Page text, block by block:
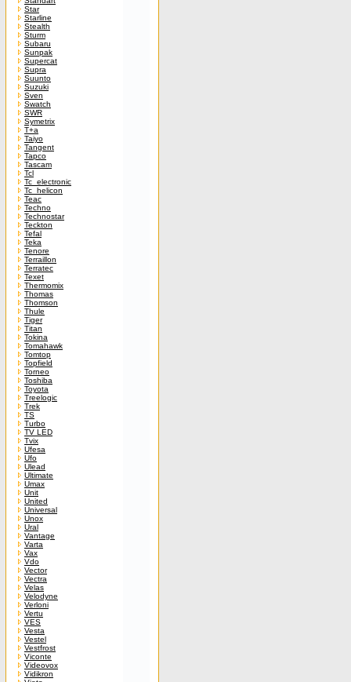
Star
Starline
Stealth
Sturm
Subaru
Sunpak
Supercat
Supra
Suunto
Suzuki
Sven
Swatch
SWR
Symetrix
T+a
Taiyo
Tangent
Tapco
Tascam
Tcl
Tc_electronic
Tc_helicon
Teac
Techno
Technostar
Teckton
Tefal
Teka
Tenore
Terraillon
Terratec
Texet
Thermomix
Thomas
Thomson
Thule
Tiger
Titan
Tokina
Tomahawk
Tomtop
Topfield
Torneo
Toshiba
Toyota
Treelogic
Trek
TS
Turbo
TV LED
Tvix
Ufesa
Ufo
Ulead
Ultimate
Umax
Unit
United
Universal
Unox
Ural
Vantage
Varta
Vax
Vdo
Vector
Vectra
Velas
Velodyne
Verloni
Vertu
VES
Vesta
Vestel
Vestfrost
Viconte
Videovox
Vidikron